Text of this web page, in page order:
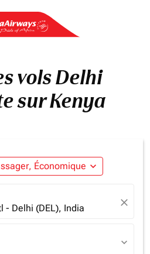
vols Delhi
sur Kenya
Économique expand_more
- Delhi (DEL), India close
expand_more